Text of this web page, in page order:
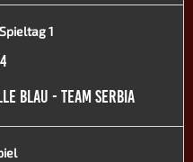
Spieltag 1
BLAU - TEAM SERBIA